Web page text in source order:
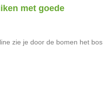
met goede
zie je door de bomen het bos